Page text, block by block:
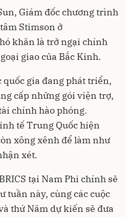
Giám đốc chương trình
Stimson ở
khăn là trở ngại chính
giao của Bắc Kinh.
quốc gia đang phát triển,
cấp những gói viện trợ,
chính hào phóng.
tế Trung Quốc hiện
xông xênh để làm như
xét.
tại Nam Phi chính sẽ
tuần này, cùng các cuộc
thứ Năm dự kiến sẽ đưa